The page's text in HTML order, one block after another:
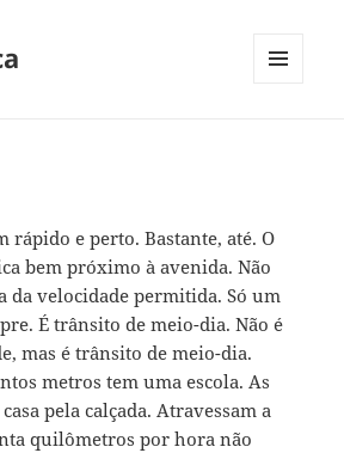
rápido e perto. Bastante, até. O
bem próximo à avenida. Não
da velocidade permitida. Só um
É trânsito de meio-dia. Não é
mas é trânsito de meio-dia.
metros tem uma escola. As
pela calçada. Atravessam a
quilômetros por hora não